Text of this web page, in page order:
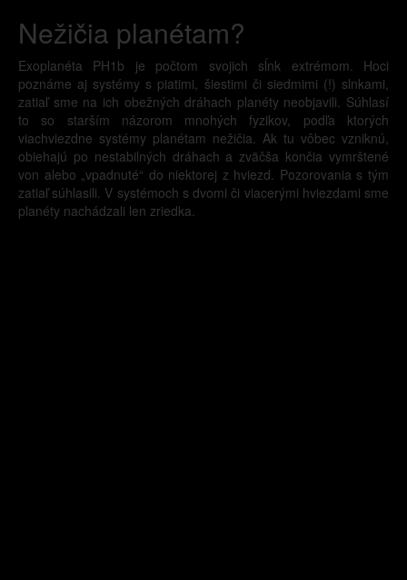
Nežičia planétam?
Exoplanéta PH1b je počtom svojich sĺnk extrémom. Hoci
poznáme aj systémy s piatimi, šiestimi či siedmimi (!) slnkami,
zatiaľ sme na ich obežných dráhach planéty neobjavili. Súhlasí
to so starším názorom mnohých fyzikov, podľa ktorých
viachviezdne systémy planétam nežičia. Ak tu vôbec vzniknú,
obiehajú po nestabilných dráhach a zväčša končia vymrštené
von alebo „vpadnuté“ do niektorej z hviezd. Pozorovania s tým
zatiaľ súhlasili. V systémoch s dvomi či viacerými hviezdami sme
planéty nachádzali len zriedka.